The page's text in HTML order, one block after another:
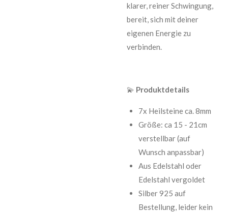
klarer, reiner Schwingung,
bereit, sich mit deiner
eigenen Energie zu
verbinden.
💫 Produktdetails
7x Heilsteine ca. 8mm
Größe: ca 15 - 21cm
verstellbar (auf
Wunsch anpassbar)
Aus Edelstahl oder
Edelstahl vergoldet
Silber 925 auf
Bestellung, leider kein